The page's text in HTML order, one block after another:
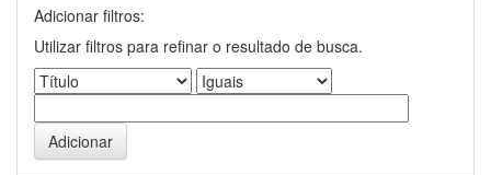
Adicionar filtros:
Utilizar filtros para refinar o resultado de busca.